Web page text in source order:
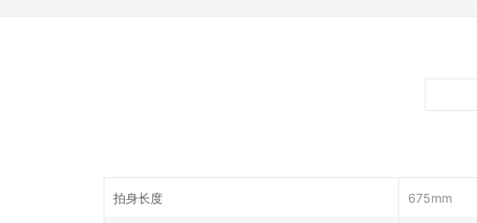
拍身长度 675mm